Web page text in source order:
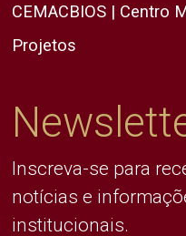
CEMACBIOS | Centro
Projetos
Inscreva-se para
notícias e
institucionais.